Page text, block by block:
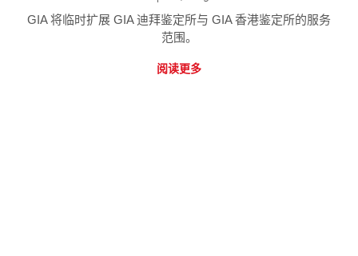
GIA 将临时扩展 GIA 迪拜鉴定所与 GIA 香港鉴定所的服务
范围。
阅读更多